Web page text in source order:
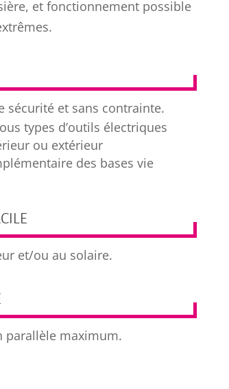
et fonctionnement possible
sécurité et sans contrainte.
types d’outils électriques
ou extérieur
des bases vie
et/ou au solaire.
parallèle maximum.